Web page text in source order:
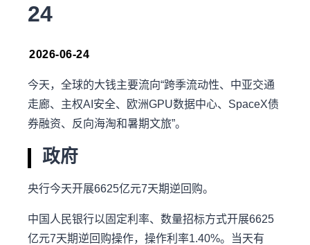
24
2026-06-24
今天，全球的大钱主要流向“跨季流动性、中亚交通
走廊、主权AI安全、欧洲GPU数据中心、SpaceX债
券融资、反向海淘和暑期文旅”。
政府
央行今天开展6625亿元7天期逆回购。
中国人民银行以固定利率、数量招标方式开展6625
亿元7天期逆回购操作，操作利率1.40%。当天有